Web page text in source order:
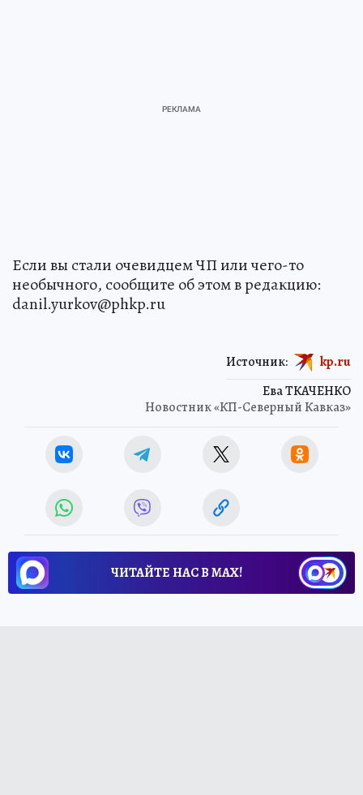
Если вы стали очевидцем ЧП или чего-то
необычного, сообщите об этом в редакцию:
danil.yurkov@phkp.ru
Ева ТКАЧЕНКО
Новостник «КП-Северный Кавказ»
Источник: kp.ru
ЧИТАЙТЕ НАС В МАХ!